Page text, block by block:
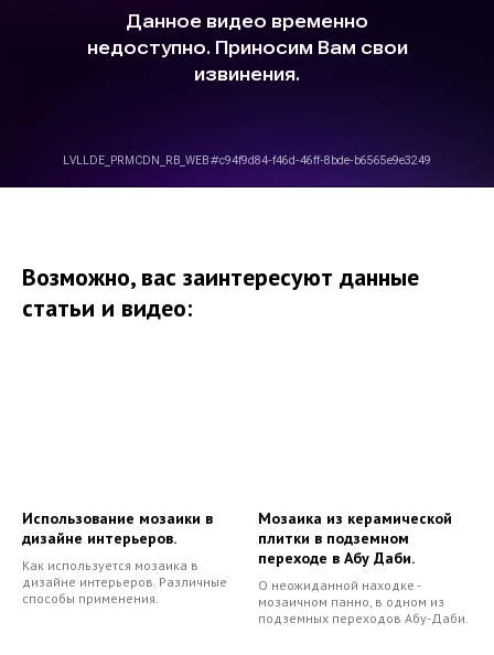
Возможно, вас заинтересуют данные
статьи и видео:
Использование мозаики в
дизайне интерьеров.
Как используется мозаика в
дизайне интерьеров. Различные
способы применения.
Мозаика из керамической
плитки в подземном
переходе в Абу Даби.
О неожиданной находке -
мозаичном панно, в одном из
подземных переходов Абу-Даби.